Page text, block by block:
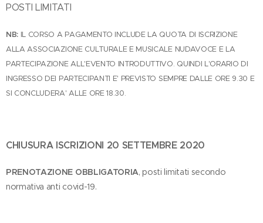
POSTI LIMITATI
NB: IL CORSO A PAGAMENTO INCLUDE LA QUOTA DI ISCRIZIONE
ALLA ASSOCIAZIONE CULTURALE E MUSICALE NUDAVOCE E LA
PARTECIPAZIONE ALL'EVENTO INTRODUTTIVO. QUINDI L'ORARIO DI
INGRESSO DEI PARTECIPANTI E' PREVISTO SEMPRE DALLE ORE 9.30 E
SI CONCLUDERA' ALLE ORE 18.30.
CHIUSURA ISCRIZIONI 20 SETTEMBRE 2020
PRENOTAZIONE OBBLIGATORIA, posti limitati secondo
normativa anti covid-19.